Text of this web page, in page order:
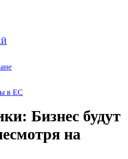
в ЕС
Бизнес будут
на